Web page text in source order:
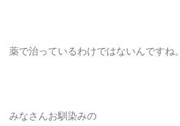
薬で治っているわけではないんですね。
みなさんお馴染みの